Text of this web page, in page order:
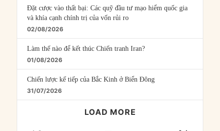
Đặt cược vào thất bại: Các quỹ đầu tư mạo hiểm quốc gia
và khía cạnh chính trị của vốn rủi ro
02/08/2026
Làm thế nào để kết thúc Chiến tranh Iran?
01/08/2026
Chiến lược kế tiếp của Bắc Kinh ở Biển Đông
31/07/2026
LOAD MORE